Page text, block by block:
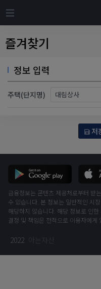
즐겨찾기
정보 입력
주택(단지명)
저
금융정보는 콘텐츠 제공처로부터 받
수 있습니다. 본 정보는 일반적인 시
해당하지 않습니다. 해당 정보로 인
결정 및 책임은 전적으로 이용자에게
2022 아는자산